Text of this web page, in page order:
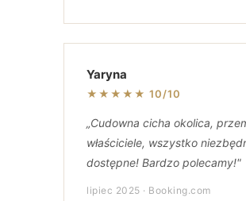
Yaryna
★★★★★ 10/10
„Cudowna cicha okolica,
właściciele, wszystko
dostępne! Bardzo polecamy!"
lipiec 2025 · Booking.com